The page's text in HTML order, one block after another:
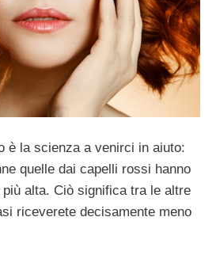
è la scienza a venirci in aiuto:
quelle dai capelli rossi hanno
alta. Ciò significa tra le altre
riceverete decisamente meno